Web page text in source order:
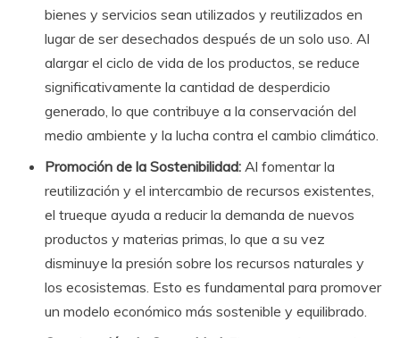
bienes y servicios sean utilizados y reutilizados en
lugar de ser desechados después de un solo uso. Al
alargar el ciclo de vida de los productos, se reduce
significativamente la cantidad de desperdicio
generado, lo que contribuye a la conservación del
medio ambiente y la lucha contra el cambio climático.
Promoción de la Sostenibilidad: Al fomentar la
reutilización y el intercambio de recursos existentes,
el trueque ayuda a reducir la demanda de nuevos
productos y materias primas, lo que a su vez
disminuye la presión sobre los recursos naturales y
los ecosistemas. Esto es fundamental para promover
un modelo económico más sostenible y equilibrado.